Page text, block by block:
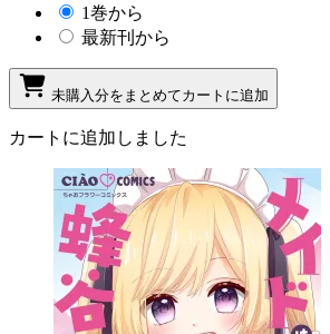
1巻から
最新刊から
未購入分をまとめてカートに追加
カートに追加しました